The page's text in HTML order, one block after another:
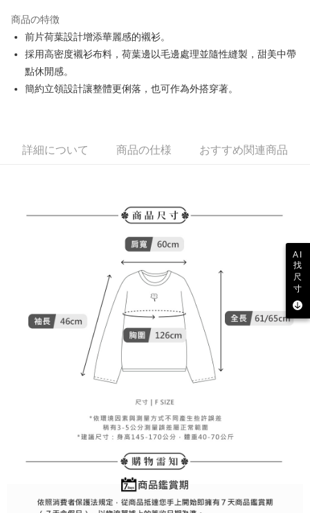
Easy Wallet
AFTEE代金後払い
説明
一、 AFTEE代金後払いについて
1.お支払い方法でAFTEE代金後払いを選択すると、携帯電話認証ウィンド
す。
4.ご注文が完了すると、携帯に支払い通知のSMSが届きます。アプリ会員
リをダウンロードして AFTEE 会員になるとお支払い期限を最長 45 日以内
お支払期限は、ショップが請求した期日と、AFTEEで延長できる日数をも
とに計算されます。AFTEEで注文すると、商品を受け取るまで支払い期限
を延長できますが、商品を期限内に受け取れない場合があります（例：予
約商品や商品到着日が比較的遅い商品）。そのため、商品到着の有無に関
わらず、AFTEEで指定された期限内にお支払いください。
1.初回 AFTEEを ご利用の際に、認証結果及び当社の審査の結果に基づ
き、限度額が設定されます。
3.現在、台湾の会員のみご利用いただけます。
三、利用規約「AFTEE代金後払い」（以下当サービスという）はネットプ
ます。当サービスご利用の際に提供しなければならない個人情報（注文者
の氏名、電話番号、受取人の氏名、電話番号、受取人住所を含むがこれに
限らない）は、AFTEEに渡され当サービスで必要な範囲内で利用されま
す。AFTEEの個人情報の収集、処理、利用について、詳細はAFTEE公式ホ
ームページの『個人情報の収集、処理及び利用に関する声明』をご参照く
ATM払い
全家取貨付款
7-11取貨付款
商品の特徴
前片荷葉設計增添華麗感的襯衫。
採用高密度襯衫布料，荷葉邊以毛邊處理並隨性縫製，甜美中帶
點休閒感。
簡約立領設計讓整體更俐落，也可作為外搭穿著。
詳細について 商品の仕様 おすすめ関連商品
AI
找
尺
寸